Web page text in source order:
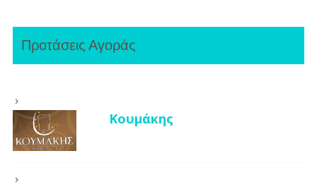
Προτάσεις Αγοράς
Κουμάκης